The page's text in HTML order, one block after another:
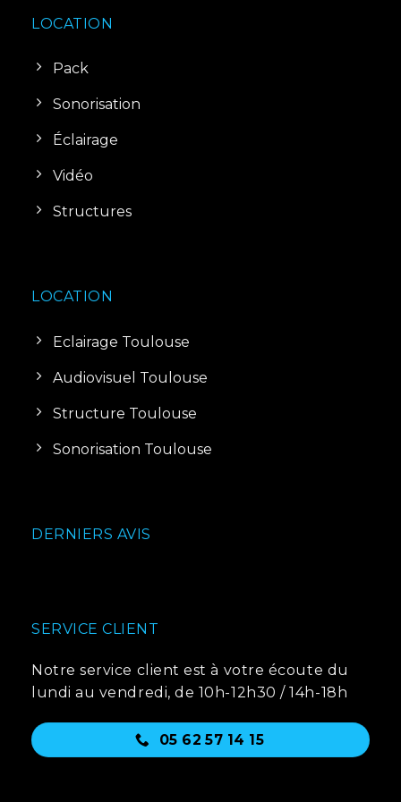
LOCATION
Pack
Sonorisation
Éclairage
Vidéo
Structures
LOCATION
Eclairage Toulouse
Audiovisuel Toulouse
Structure Toulouse
Sonorisation Toulouse
DERNIERS AVIS
SERVICE CLIENT
Notre service client est à votre écoute du
lundi au vendredi, de 10h-12h30 / 14h-18h
05 62 57 14 15